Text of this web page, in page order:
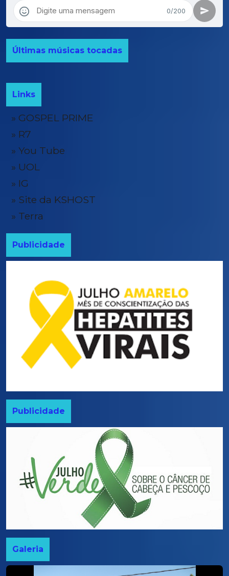
Últimas músicas tocadas
Links
» GOSPEL PRIME
» R7
» You Tube
» UOL
» IG
» Site da KSHOST
» Terra
Publicidade
Publicidade
Galeria